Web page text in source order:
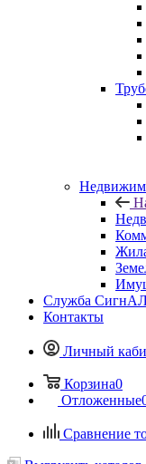
Служба
Контакты
Личный
Корзина0
Отложенные
Сравнение